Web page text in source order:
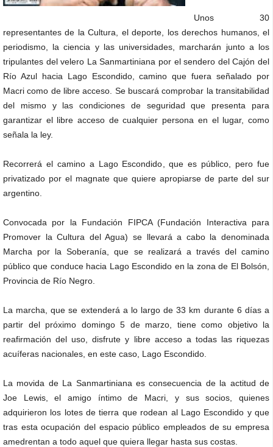
Unos 30
representantes de la Cultura, el deporte, los derechos humanos, el
periodismo, la ciencia y las universidades, marcharán junto a los
tripulantes del velero La Sanmartiniana por el sendero del Cajón del
Río Azul hacia Lago Escondido, camino que fuera señalado por
Macri como de libre acceso. Se buscará comprobar la transitabilidad
del mismo y las condiciones de seguridad que presenta para
garantizar el libre acceso de cualquier persona en el lugar, como
señala la ley.
Recorrerá el camino a Lago Escondido, que es público, pero fue
privatizado por el magnate que quiere apropiarse de parte del sur
argentino.
Convocada por la Fundación FIPCA (Fundación Interactiva para
Promover la Cultura del Agua) se llevará a cabo la denominada
Marcha por la Soberanía, que se realizará a través del camino
público que conduce hacia Lago Escondido en la zona de El Bolsón,
Provincia de Río Negro.
La marcha, que se extenderá a lo largo de 33 km durante 6 días a
partir del próximo domingo 5 de marzo, tiene como objetivo la
reafirmación del uso, disfrute y libre acceso a todas las riquezas
acuíferas nacionales, en este caso, Lago Escondido.
La movida de La Sanmartiniana es consecuencia de la actitud de
Joe Lewis, el amigo íntimo de Macri, y sus socios, quienes
adquirieron los lotes de tierra que rodean al Lago Escondido y que
tras esta ocupación del espacio público empleados de su empresa
amedrentan a todo aquel que quiera llegar hasta sus costas.